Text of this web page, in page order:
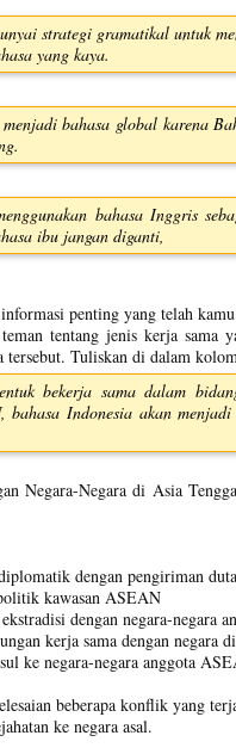
strategi gramatikal untuk
yang kaya.
bahasa global karena
bahasa Inggris
ibu jangan diganti,
penting yang telah
tentang jenis kerja sama
tersebut. Tuliskan di dalam
bekerja sama dalam
bahasa Indonesia akan
Negara-Negara di Asia
dengan pengiriman
kawasan ASEAN
dengan negara-negara
kerja sama dengan negara
ke negara-negara anggota
beberapa konflik yang
ke negara asal.